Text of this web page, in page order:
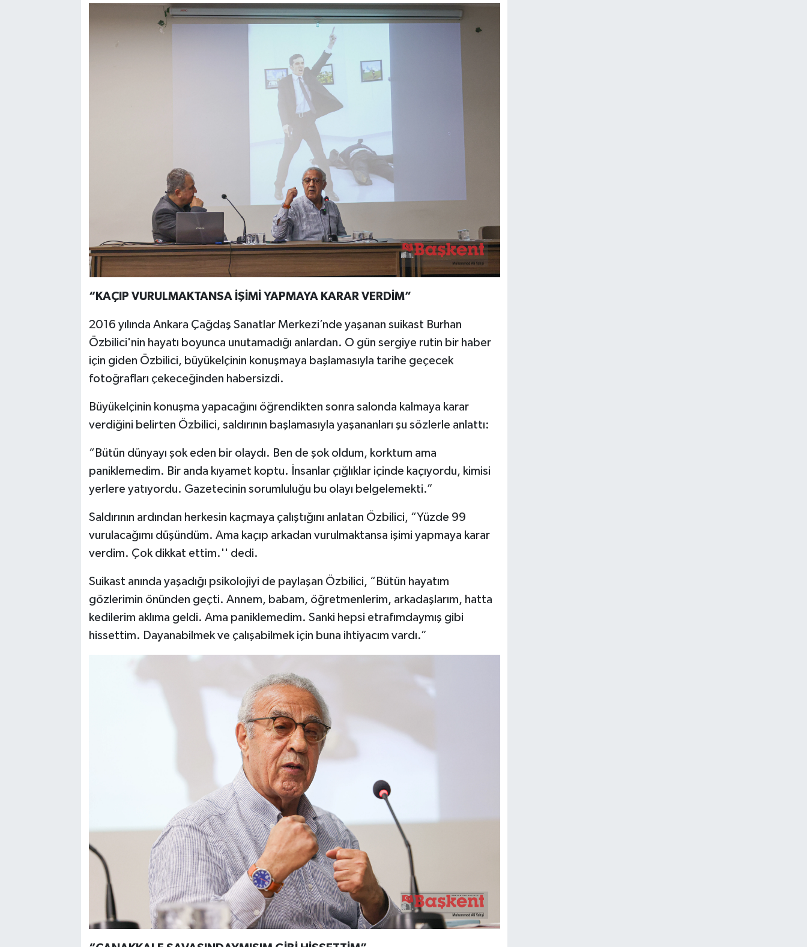
“KAÇIP VURULMAKTANSA İŞİMİ YAPMAYA KARAR VERDİM”
2016 yılında Ankara Çağdaş Sanatlar Merkezi’nde yaşanan suikast Burhan
Özbilici'nin hayatı boyunca unutamadığı anlardan. O gün sergiye rutin bir haber
için giden Özbilici, büyükelçinin konuşmaya başlamasıyla tarihe geçecek
fotoğrafları çekeceğinden habersizdi.
Büyükelçinin konuşma yapacağını öğrendikten sonra salonda kalmaya karar
verdiğini belirten Özbilici, saldırının başlamasıyla yaşananları şu sözlerle anlattı:
“Bütün dünyayı şok eden bir olaydı. Ben de şok oldum, korktum ama
paniklemedim. Bir anda kıyamet koptu. İnsanlar çığlıklar içinde kaçıyordu, kimisi
yerlere yatıyordu. Gazetecinin sorumluluğu bu olayı belgelemekti.”
Saldırının ardından herkesin kaçmaya çalıştığını anlatan Özbilici, “Yüzde 99
vurulacağımı düşündüm. Ama kaçıp arkadan vurulmaktansa işimi yapmaya karar
verdim. Çok dikkat ettim.'' dedi.
Suikast anında yaşadığı psikolojiyi de paylaşan Özbilici, “Bütün hayatım
gözlerimin önünden geçti. Annem, babam, öğretmenlerim, arkadaşlarım, hatta
kedilerim aklıma geldi. Ama paniklemedim. Sanki hepsi etrafımdaymış gibi
hissettim. Dayanabilmek ve çalışabilmek için buna ihtiyacım vardı.”